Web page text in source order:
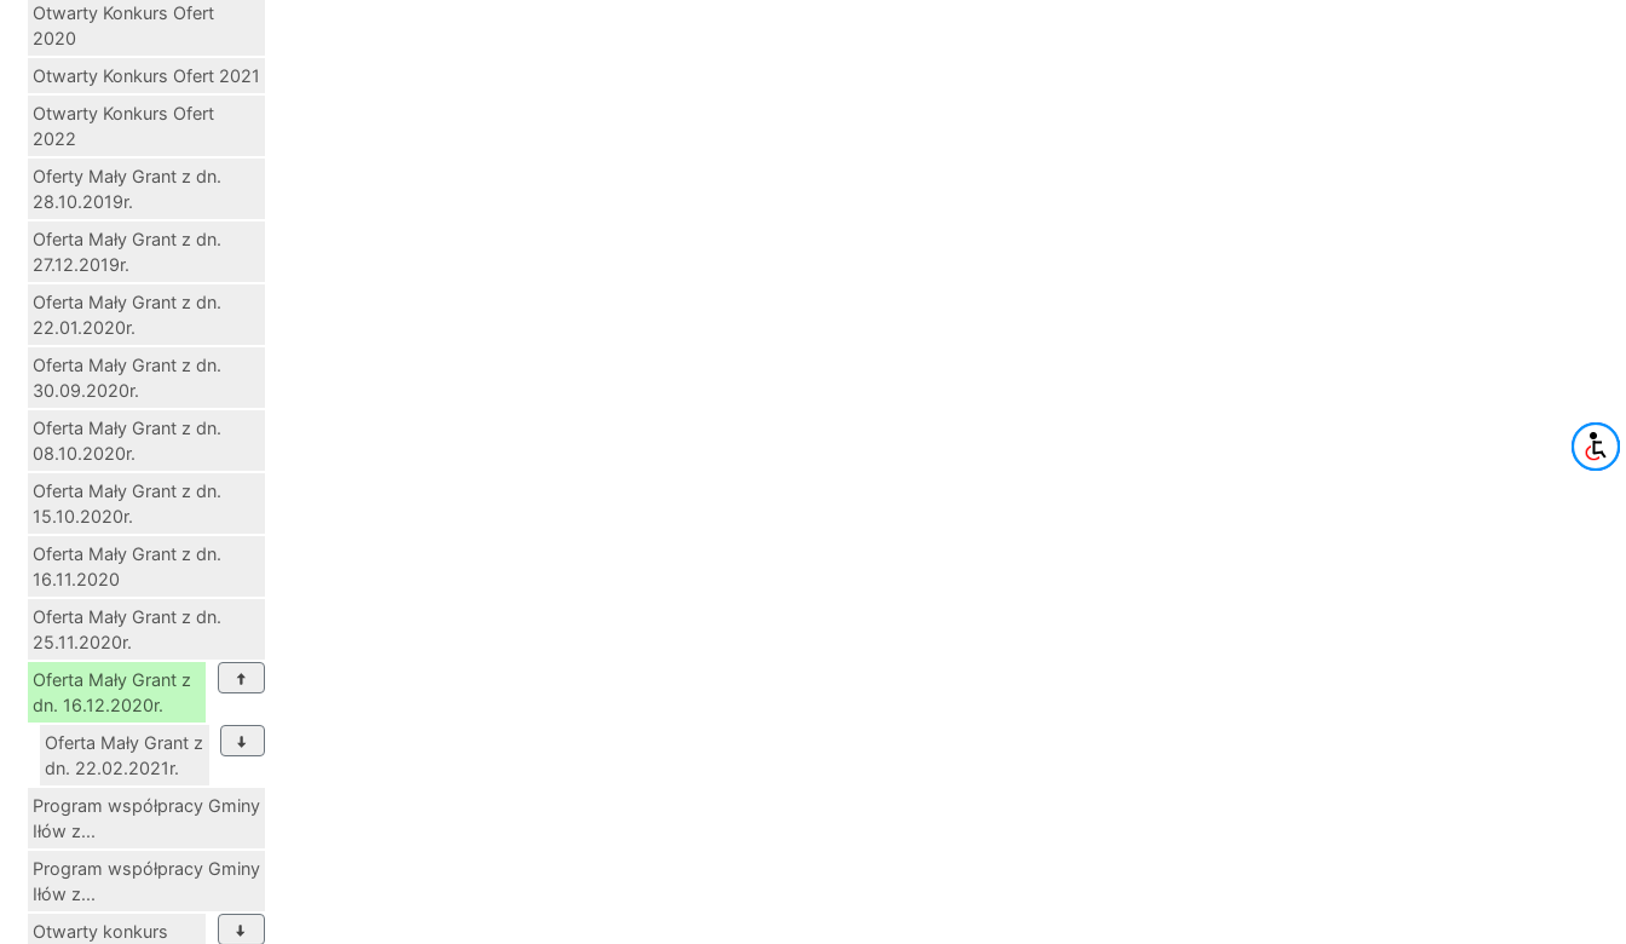
Otwarty Konkurs Ofert
2020
Otwarty Konkurs Ofert 2021
Otwarty Konkurs Ofert
2022
Oferty Mały Grant z dn.
28.10.2019r.
Oferta Mały Grant z dn.
27.12.2019r.
Oferta Mały Grant z dn.
22.01.2020r.
Oferta Mały Grant z dn.
30.09.2020r.
Oferta Mały Grant z dn.
08.10.2020r.
Oferta Mały Grant z dn.
15.10.2020r.
Oferta Mały Grant z dn.
16.11.2020
Oferta Mały Grant z dn.
25.11.2020r.
Oferta Mały Grant z
dn. 16.12.2020r.
Oferta Mały Grant z
dn. 22.02.2021r.
Program współpracy Gminy
Iłów z...
Program współpracy Gminy
Iłów z...
Otwarty konkurs